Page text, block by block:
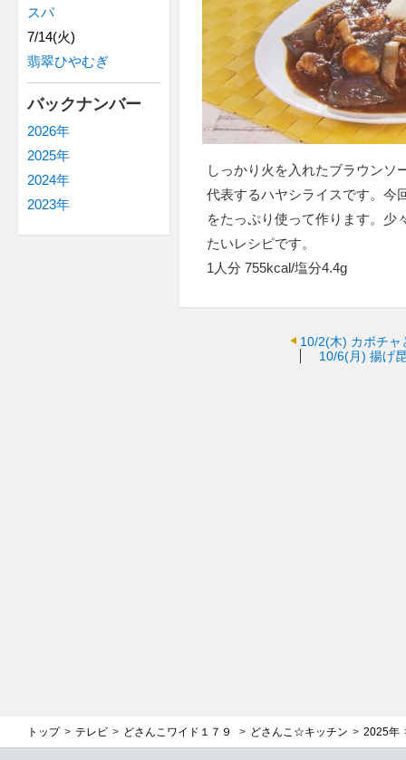
しっかり火を入れたブラウンソ
代表するハヤシライスです。今
をたっぷり使って作ります。少
たいレシピです。
1人分 755kcal/塩分4.4g
10/2(木) カボチャ
10/6(月) 揚げ
スパ
7/14(火)
翡翠ひやむぎ
バックナンバー
2026年
2025年
2024年
2023年
トップ テレビ どさんこワイド１７９ どさんこ☆キッチン 2025年